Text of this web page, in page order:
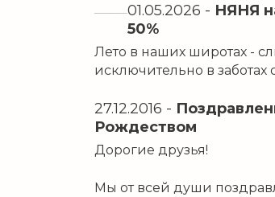
01.05.2026 - НЯНЯ
50%
Лето в наших широтах -
исключительно в заботах
27.12.2016 -
Рождеством
Дорогие друзья!
Мы от всей души